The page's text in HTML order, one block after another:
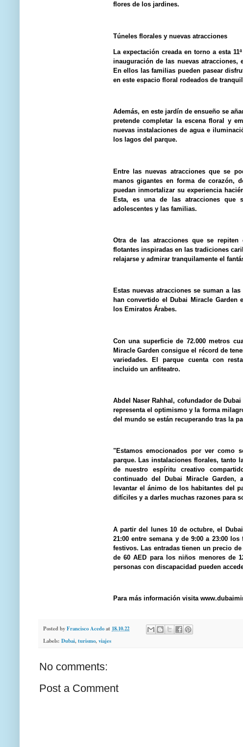
flores de los jardines.
Túneles florales y nuevas atracciones
La expectación creada en torno a esta
inauguración de las nuevas atracciones,
En ellos las familias pueden pasear
en este espacio floral rodeados de
Además, en este jardín de ensueño se
pretende completar la escena floral y
nuevas instalaciones de agua e
los lagos del parque.
Entre las nuevas atracciones que se
manos gigantes en forma de corazón,
puedan inmortalizar su experiencia
Esta, es una de las atracciones que
adolescentes y las familias.
Otra de las atracciones que se
flotantes inspiradas en las tradiciones
relajarse y admirar tranquilamente el
Estas nuevas atracciones se suman a
han convertido el Dubai Miracle
los Emiratos Árabes.
Con una superficie de 72.000 metros
Miracle Garden consigue el récord de
variedades. El parque cuenta con
incluido un anfiteatro.
Abdel Naser Rahhal, cofundador de
representa el optimismo y la forma
del mundo se están recuperando tras la
"Estamos emocionados por ver como
parque. Las instalaciones florales, tanto
de nuestro espíritu creativo
continuado del Dubai Miracle Garden,
levantar el ánimo de los habitantes del
difíciles y a darles muchas razones para
A partir del lunes 10 de octubre, el
21:00 entre semana y de 9:00 a 23:00
festivos. Las entradas tienen un precio
de 60 AED para los niños menores de
personas con discapacidad pueden
Para más información visita
Posted byFrancisco Acedoat 18.10.22
Labels: Dubai,turismo,viajes
No comments:
Post a Comment